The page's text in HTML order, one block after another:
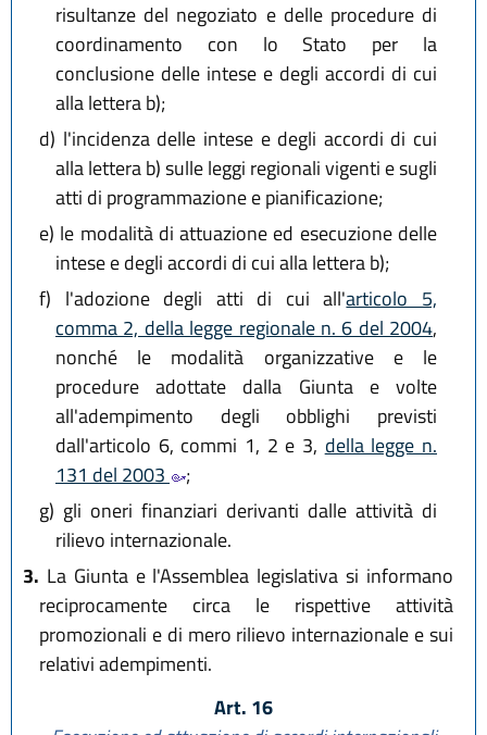
risultanze del negoziato e delle procedure di
coordinamento con lo Stato per la
conclusione delle intese e degli accordi di cui
alla lettera b);
d) l'incidenza delle intese e degli accordi di cui
alla lettera b) sulle leggi regionali vigenti e sugli
atti di programmazione e pianificazione;
e) le modalità di attuazione ed esecuzione delle
intese e degli accordi di cui alla lettera b);
f) l'adozione degli atti di cui all'articolo 5,
comma 2, della legge regionale n. 6 del 2004,
nonché le modalità organizzative e le
procedure adottate dalla Giunta e volte
all'adempimento degli obblighi previsti
dall'articolo 6, commi 1, 2 e 3, della legge n.
131 del 2003
;
g) gli oneri finanziari derivanti dalle attività di
rilievo internazionale.
3. La Giunta e l'Assemblea legislativa si informano
reciprocamente circa le rispettive attività
promozionali e di mero rilievo internazionale e sui
relativi adempimenti.
Art. 16